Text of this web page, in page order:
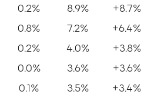
0.2% 8.9%
+8.7%
0.8% 7.2%
+6.4%
0.2% 4.0%
+3.8%
0.0% 3.6%
+3.6%
0.1% 3.5%
+3.4%